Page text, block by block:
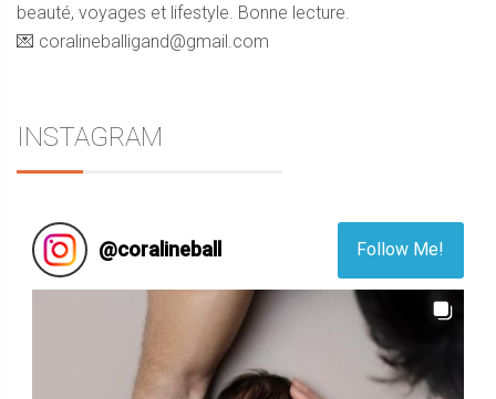
beauté, voyages et lifestyle. Bonne lecture.
💌 coralineballigand@gmail.com
INSTAGRAM
@coralineball Follow Me!